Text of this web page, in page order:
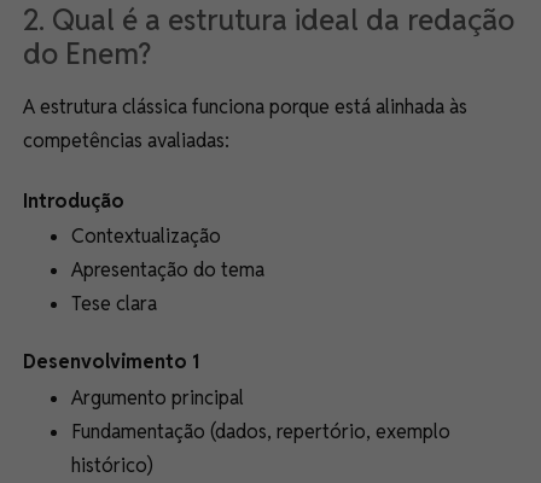
2. Qual é a estrutura ideal da redação
do Enem?
A estrutura clássica funciona porque está alinhada às
competências avaliadas:
Introdução
Contextualização
Apresentação do tema
Tese clara
Desenvolvimento 1
Argumento principal
Fundamentação (dados, repertório, exemplo
histórico)